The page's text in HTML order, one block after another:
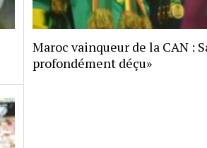
Maroc vainqueur de la CAN :
profondément déçu»